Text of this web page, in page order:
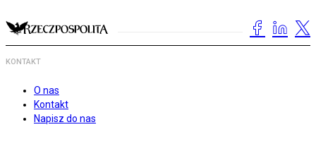
KONTAKT
O nas
Kontakt
Napisz do nas